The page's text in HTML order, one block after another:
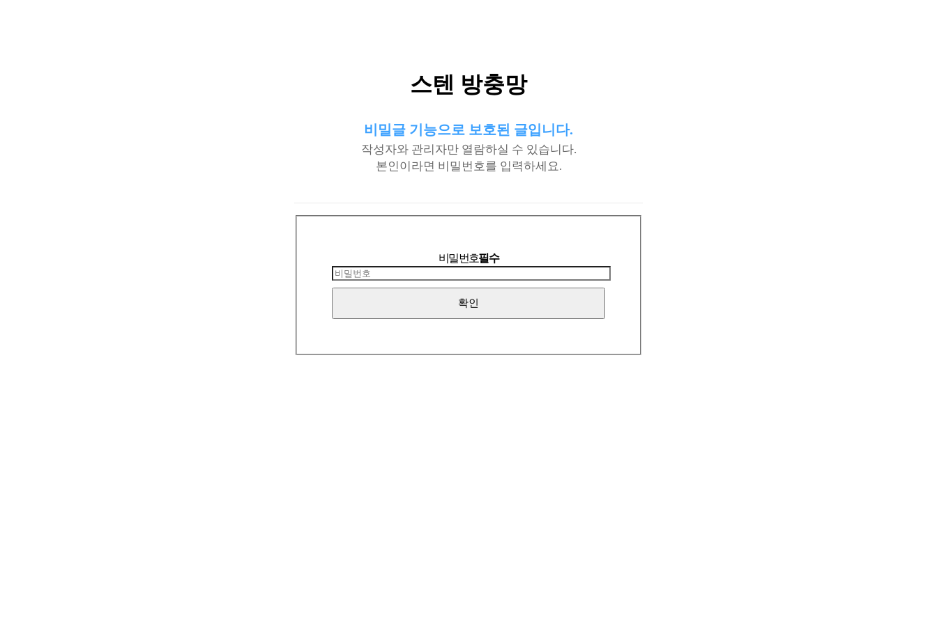
스텐 방충망
비밀글 기능으로 보호된 글입니다.
작성자와 관리자만 열람하실 수 있습니다.
본인이라면 비밀번호를 입력하세요.
비밀번호필수